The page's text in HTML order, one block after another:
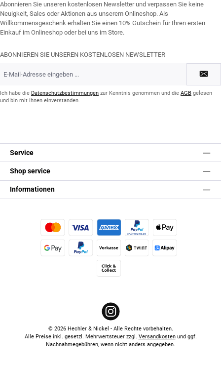
Abonnieren Sie unseren kostenlosen Newsletter und verpassen Sie keine
Neuigkeit, Sales oder Aktionen aus unserem Onlineshop. Als
Willkommensgeschenk erhalten Sie einen 10% Gutschein für Ihren ersten
Einkauf im Onlineshop oder bei uns im Store.
ABONNIEREN SIE UNSEREN KOSTENLOSEN NEWSLETTER
Mail-
*Ich habe die Datenschutzbestimmungen zur Kenntnis genommen und die AGB gelesen
und bin mit ihnen einverstanden.
Service
Shop service
Informationen
Kredit- oder Debitkarte Später BezahlenApple Pay
Vorkasse
Instagram
© 2026 Hechler & Nickel - Alle Rechte vorbehalten.
Alle Preise inkl. gesetzl. Mehrwertsteuer zzgl. Versandkostenund ggf.
Nachnahmegebühren, wenn nicht anders angegeben.